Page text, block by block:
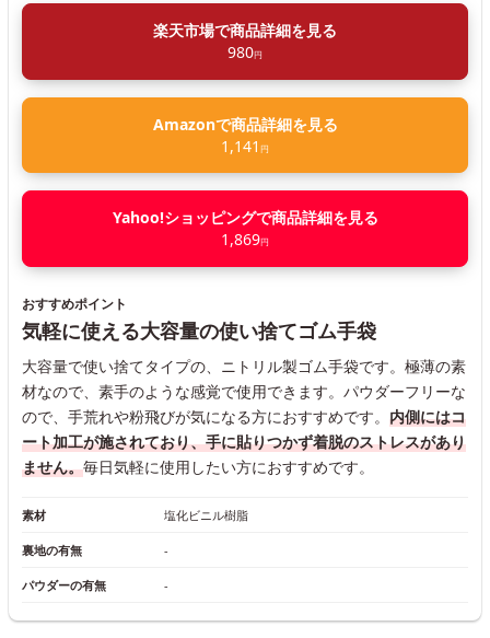
楽天市場で商品詳細を見る
980円
Amazonで商品詳細を見る
1,141 円
Yahoo!ショッピングで商品詳細を見る
1,869円
おすすめポイント
気軽に使える大容量の使い捨てゴム手袋
大容量で使い捨てタイプの、ニトリル製ゴム手袋です。極薄の素
材なので、素手のような感覚で使用できます。パウダーフリーな
ので、手荒れや粉飛びが気になる方におすすめです。 内側にはコ
ート加工が施されており、手に貼りつかず着脱のストレスがあり
ません。毎日気軽に使用したい方におすすめです。
素材 塩化ビニル樹脂
裏地の有無 ‐
パウダーの有無 ‐